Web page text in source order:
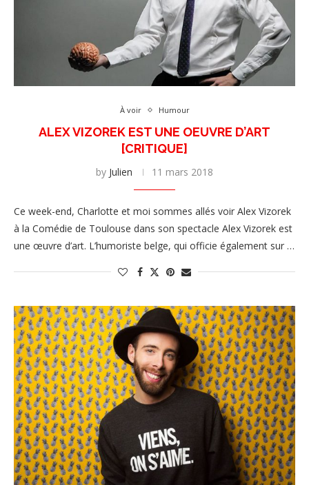
À voir Humour
ALEX VIZOREK EST UNE OEUVRE D’ART
[CRITIQUE]
by Julien 11 mars 2018
Ce week-end, Charlotte et moi sommes allés voir Alex Vizorek
à la Comédie de Toulouse dans son spectacle Alex Vizorek est
une œuvre d’art. L’humoriste belge, qui officie également sur …